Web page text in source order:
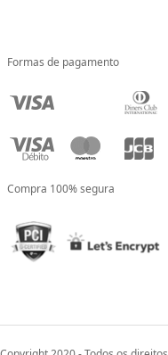
Formas de pagamento
Compra 100% segura